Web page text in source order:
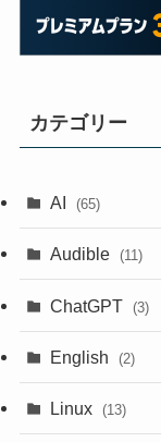
カテゴリー
AI (65)
Audible (11)
ChatGPT (3)
English (2)
Linux (13)